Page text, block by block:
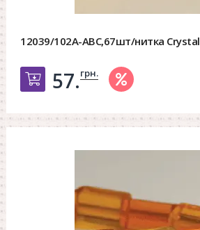
12039/102A-ABC,67шт/нитка
Добавить в корзину
57.грн.